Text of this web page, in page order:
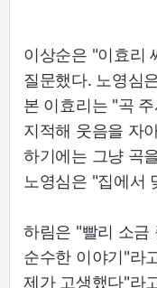
이상순은 "이효리
질문했다. 노영심
본 이효리는 "곡
지적해 웃음을 자
하기에는 그냥 곡
노영심은 "집에서
하림은 "빨리 소금
순수한 이야기"라
제가 고생했다"라